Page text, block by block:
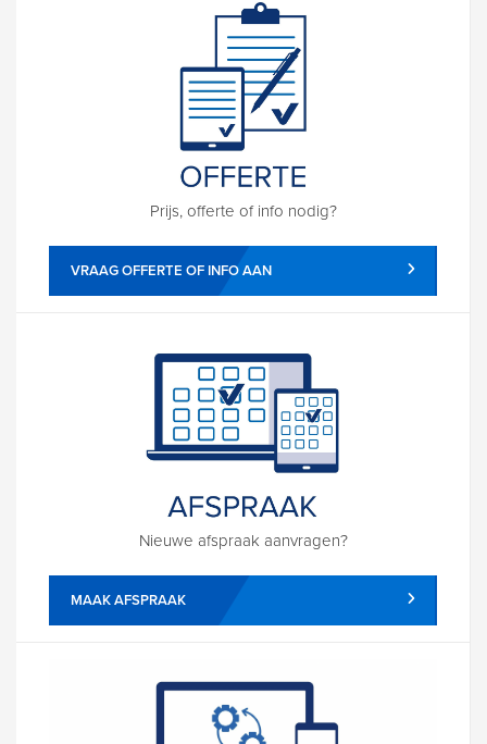
Prijs, offerte of info nodig?
VRAAG OFFERTE OF INFO AAN
Nieuwe afspraak aanvragen?
MAAK AFSPRAAK